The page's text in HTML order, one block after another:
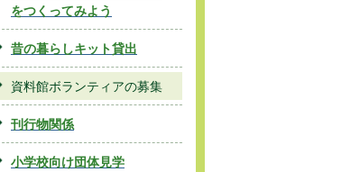
をつくってみよう
昔の暮らしキット貸出
資料館ボランティアの募集
刊行物関係
小学校向け団体見学